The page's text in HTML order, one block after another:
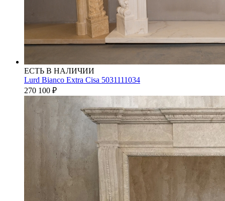
ЕСТЬ В НАЛИЧИИ
Lurd Bianco Extra Cisa 5031111034
270 100 ₽